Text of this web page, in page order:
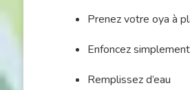
Prenez votre oya à
Enfoncez
Remplissez d’eau